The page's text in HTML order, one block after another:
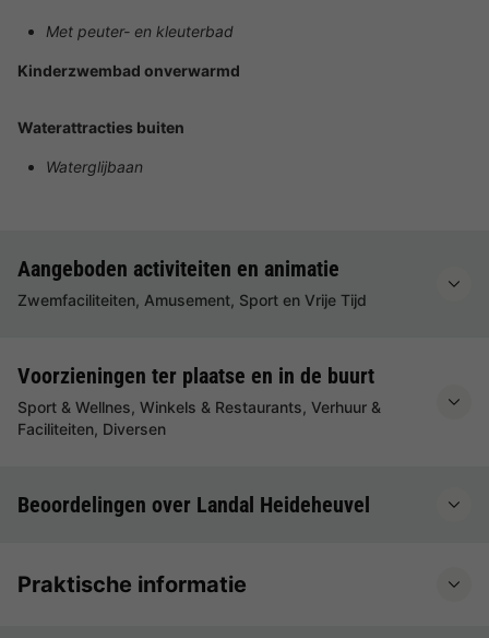
Met peuter- en kleuterbad
Kinderzwembad onverwarmd
Waterattracties buiten
Waterglijbaan
Aangeboden activiteiten en animatie
Zwemfaciliteiten, Amusement, Sport en Vrije Tijd
Voorzieningen ter plaatse en in de buurt
Sport & Wellnes, Winkels & Restaurants, Verhuur &
Faciliteiten, Diversen
Beoordelingen over Landal Heideheuvel
Praktische informatie